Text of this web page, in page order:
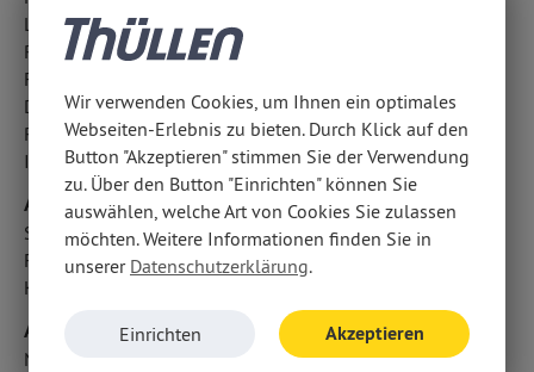
Lichtsensor
Reifendruckverlust-Warnung
Fahrerassistenzpaket: Surrounding-Paket
Diebstahlwarnanlage
Regensensor
ISOFIX Kindersitzbefestigung
Airbags
Seitenairbag vorn
Fahrer- /Beifahrerairbag
Kopfairbag vorn
Audio & Kommunikation
Navigationssystem
Wir verwenden Cookies, um Ihnen ein optimales
Webseiten-Erlebnis zu bieten. Durch Klick auf den
Button "Akzeptieren" stimmen Sie der Verwendung
zu. Über den Button "Einrichten" können Sie
auswählen, welche Art von Cookies Sie zulassen
möchten. Weitere Informationen finden Sie in
unserer Datenschutzerklärung.
Einrichten Akzeptieren